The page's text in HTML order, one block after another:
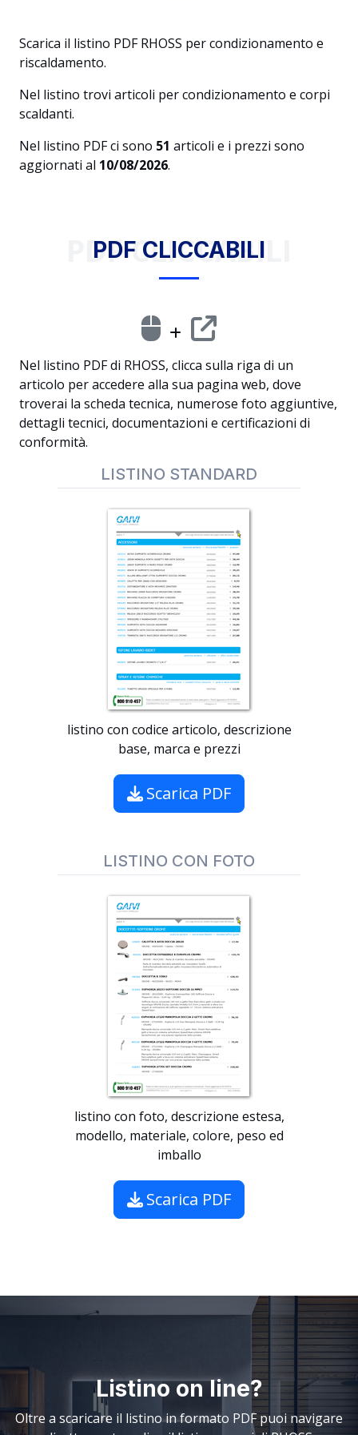
Scarica il listino PDF RHOSS per condizionamento e
riscaldamento.
Nel listino trovi articoli per condizionamento e corpi
scaldanti.
Nel listino PDF ci sono 51 articoli e i prezzi sono
aggiornati al 10/08/2026.
PDF CLICCABILI
PDF CLICCABILI
Nel listino PDF di RHOSS, clicca sulla riga di un
articolo per accedere alla sua pagina web, dove
troverai la scheda tecnica, numerose foto aggiuntive,
dettagli tecnici, documentazioni e certificazioni di
conformità.
LISTINO STANDARD
listino con codice articolo, descrizione
base, marca e prezzi
Scarica PDF
LISTINO CON FOTO
listino con foto, descrizione estesa,
modello, materiale, colore, peso ed
imballo
Scarica PDF
Listino on line?
Oltre a scaricare il listino in formato PDF puoi navigare